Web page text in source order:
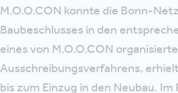
M.O.O.CON konnte die Bonn-
Baubeschlusses in den
eines von M.O.O.CON
Ausschreibungsverfahrens,
bis zum Einzug in den Neubau.